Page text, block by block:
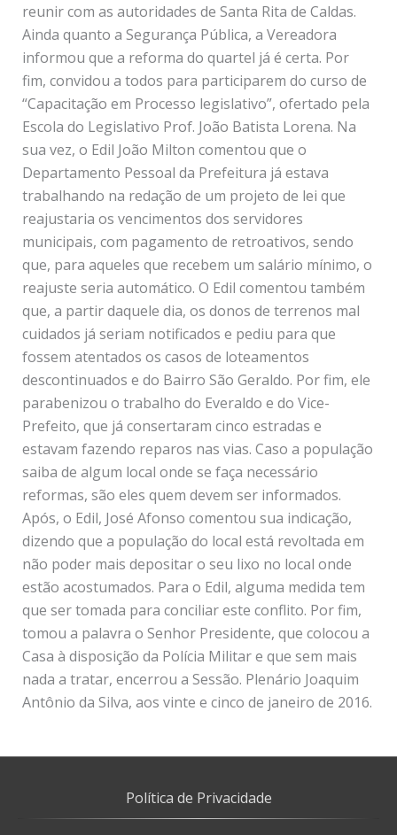
reunir com as autoridades de Santa Rita de Caldas.
Ainda quanto a Segurança Pública, a Vereadora
informou que a reforma do quartel já é certa. Por
fim, convidou a todos para participarem do curso de
“Capacitação em Processo legislativo”, ofertado pela
Escola do Legislativo Prof. João Batista Lorena. Na
sua vez, o Edil João Milton comentou que o
Departamento Pessoal da Prefeitura já estava
trabalhando na redação de um projeto de lei que
reajustaria os vencimentos dos servidores
municipais, com pagamento de retroativos, sendo
que, para aqueles que recebem um salário mínimo, o
reajuste seria automático. O Edil comentou também
que, a partir daquele dia, os donos de terrenos mal
cuidados já seriam notificados e pediu para que
fossem atentados os casos de loteamentos
descontinuados e do Bairro São Geraldo. Por fim, ele
parabenizou o trabalho do Everaldo e do Vice-
Prefeito, que já consertaram cinco estradas e
estavam fazendo reparos nas vias. Caso a população
saiba de algum local onde se faça necessário
reformas, são eles quem devem ser informados.
Após, o Edil, José Afonso comentou sua indicação,
dizendo que a população do local está revoltada em
não poder mais depositar o seu lixo no local onde
estão acostumados. Para o Edil, alguma medida tem
que ser tomada para conciliar este conflito. Por fim,
tomou a palavra o Senhor Presidente, que colocou a
Casa à disposição da Polícia Militar e que sem mais
nada a tratar, encerrou a Sessão. Plenário Joaquim
Antônio da Silva, aos vinte e cinco de janeiro de 2016.
Política de Privacidade